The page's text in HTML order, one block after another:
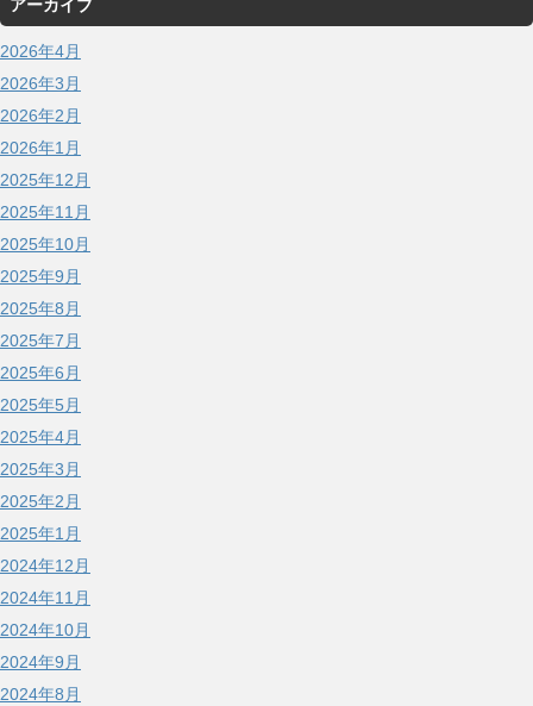
アーカイブ
2026年4月
2026年3月
2026年2月
2026年1月
2025年12月
2025年11月
2025年10月
2025年9月
2025年8月
2025年7月
2025年6月
2025年5月
2025年4月
2025年3月
2025年2月
2025年1月
2024年12月
2024年11月
2024年10月
2024年9月
2024年8月